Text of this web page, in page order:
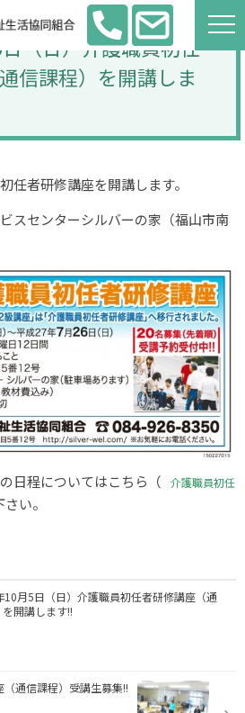
（日）介護職員初任
信課程）を開講しま
任者研修講座を開講します。
スセンターシルバーの家（福山市南
日程についてはこちら（
介護職員初任
い。
10月5日（日）介護職員初任者研修講座（通
開講します!!
通信課程）受講生募集!!